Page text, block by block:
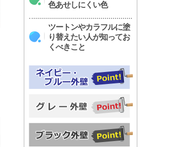
色あせしにくい色
ツートンやカラフルに塗
り替えたい人が知ってお
くべきこと